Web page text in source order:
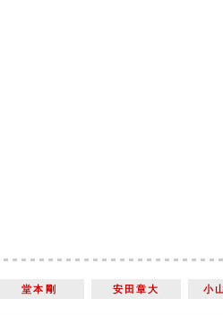
堂本剛 安田章大 小